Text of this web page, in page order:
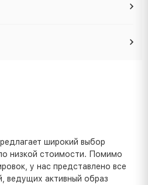
широкий выбор
низкой стоимости. Помимо
у нас представлено все
ведущих активный образ